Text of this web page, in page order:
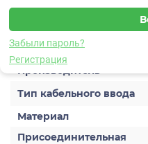
Забыли пароль?
Регистрация
Кабельный ввод
Характеристики
Производитель
Тип кабельного ввода
Материал
Присоединительная